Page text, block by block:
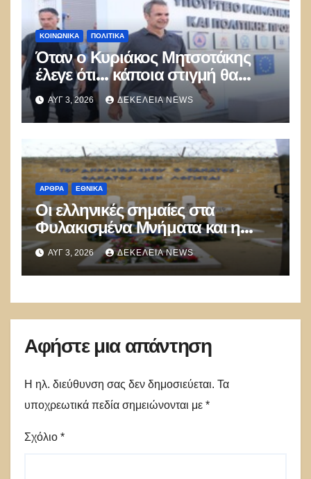
ΚΟΙΝΩΝΙΚΑ ΠΟΛΙΤΙΚΑ
Όταν ο Κυριάκος Μητσοτάκης
έλεγε ότι… κάποια στιγμή θα
καούν τα δάση
ΑΥΓ 3, 2026 ΔΕΚΈΛΕΙΑ NEWS
ΑΡΘΡΑ ΕΘΝΙΚΑ
Οι ελληνικές σημαίες στα
Φυλακισμένα Μνήματα και η
λήθη των δικών μας παιδιών
ΑΥΓ 3, 2026 ΔΕΚΈΛΕΙΑ NEWS
Αφήστε μια απάντηση
Η ηλ. διεύθυνση σας δεν δημοσιεύεται. Τα
υποχρεωτικά πεδία σημειώνονται με *
Σχόλιο *